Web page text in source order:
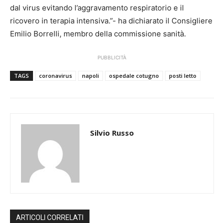
dal virus evitando l’aggravamento respiratorio e il
ricovero in terapia intensiva.”- ha dichiarato il Consigliere
Emilio Borrelli, membro della commissione sanità.
PUBBLICITÀ
TAGS coronavirus napoli ospedale cotugno posti letto
Silvio Russo
ARTICOLI CORRELATI